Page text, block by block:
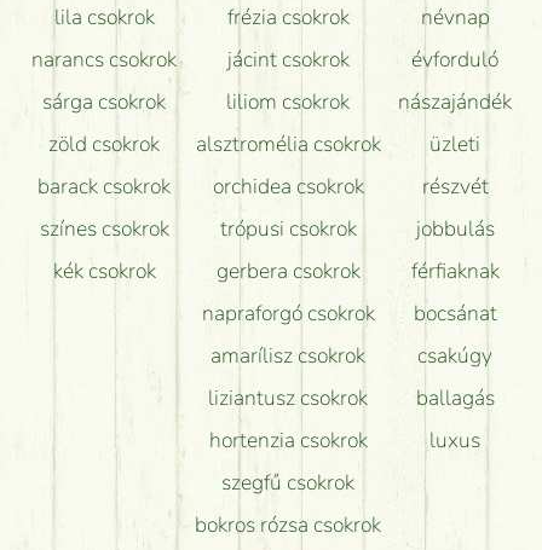
lila csokrok
narancs csokrok
sárga csokrok
zöld csokrok
barack csokrok
színes csokrok
kék csokrok
frézia csokrok
jácint csokrok
liliom csokrok
alsztromélia csokrok
orchidea csokrok
trópusi csokrok
gerbera csokrok
napraforgó csokrok
amarílisz csokrok
liziantusz csokrok
hortenzia csokrok
szegfű csokrok
bokros rózsa csokrok
névnap
évforduló
nászajándék
üzleti
részvét
jobbulás
férfiaknak
bocsánat
csakúgy
ballagás
luxus